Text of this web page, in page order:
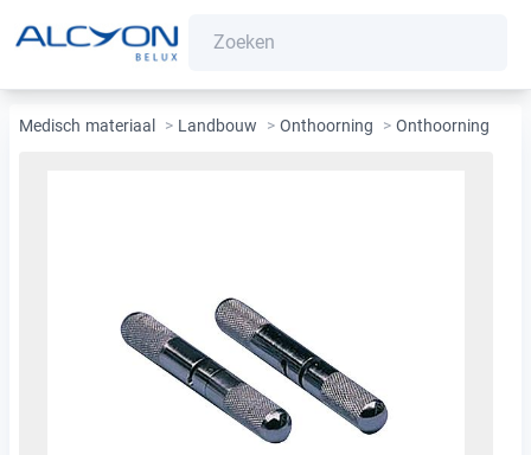
Medisch materiaal > Landbouw > Onthoorning > Onthoorning